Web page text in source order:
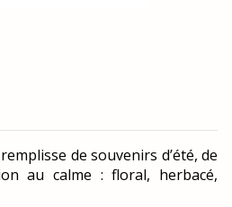
de souvenirs d’été, de
au calme : floral, herbacé,